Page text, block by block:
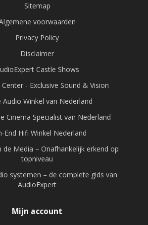
Sitemap
voorwaarden
Privacy Policy
Disclaimer
Castle Shows
Center - Exclusive Sound & Vision
Audio Winkel van Nederland
Cinema Specialist van Nederland
End Hifi Winkel Nederland
de Media – Onafhankelijk erkend op
topniveau
systemen – de complete gids van
AudioExpert
Mijn account